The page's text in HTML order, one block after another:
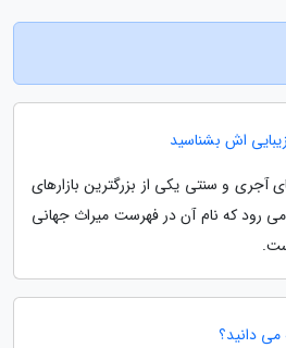
زیبایی اش بشناسید
آجری و سنتی یکی از بزرگترین بازارهای
رود که نام آن در فهرست میراث جهانی
دانید؟